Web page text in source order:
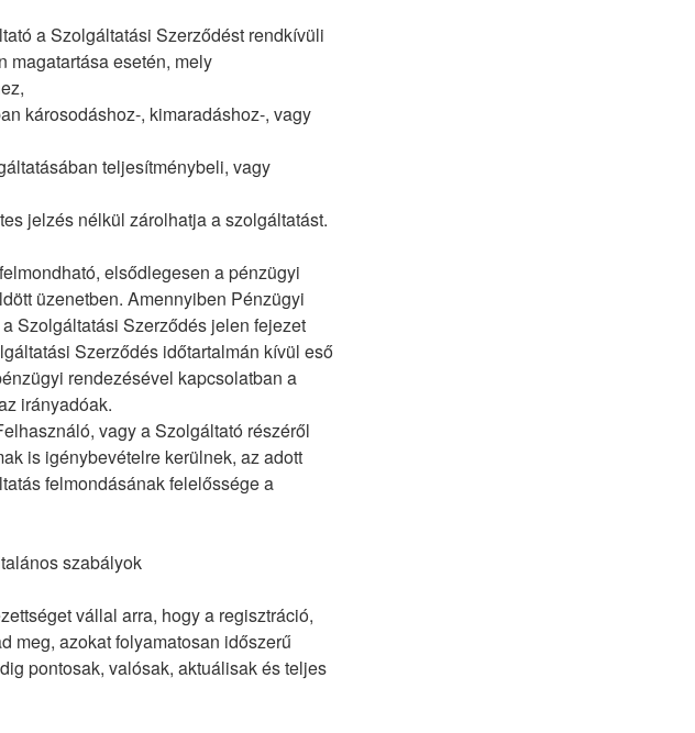
a Szolgáltatási Szerződést rendkívüli
magatartása esetén, mely
károsodáshoz-, kimaradáshoz-, vagy
teljesítménybeli, vagy
jelzés nélkül zárolhatja a szolgáltatást.
elsődlegesen a pénzügyi
üzenetben. Amennyiben Pénzügyi
Szolgáltatási Szerződés jelen fejezet
Szerződés időtartalmán kívül eső
rendezésével kapcsolatban a
irányadóak.
vagy a Szolgáltató részéről
is igénybevételre kerülnek, az adott
felmondásának felelőssége a
szabályok
vállal arra, hogy a regisztráció,
meg, azokat folyamatosan időszerű
pontosak, valósak, aktuálisak és teljes